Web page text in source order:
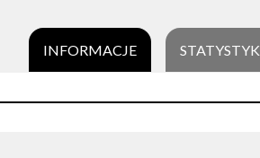
INFORMACJE